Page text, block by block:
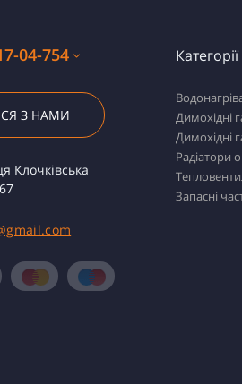
04-754
З НАМИ
Клочківська
67
Категорії
Димохідні
Димохідні
Радіатори
Запасні